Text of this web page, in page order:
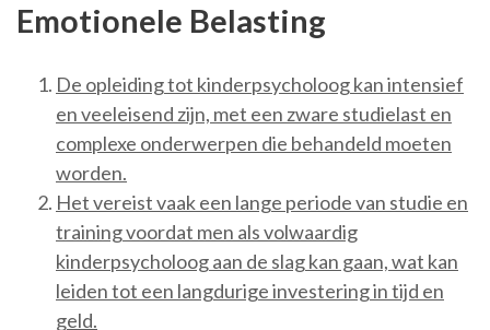
Emotionele Belasting
De opleiding tot kinderpsycholoog kan intensief
en veeleisend zijn, met een zware studielast en
complexe onderwerpen die behandeld moeten
worden.
Het vereist vaak een lange periode van studie en
training voordat men als volwaardig
kinderpsycholoog aan de slag kan gaan, wat kan
leiden tot een langdurige investering in tijd en
geld.